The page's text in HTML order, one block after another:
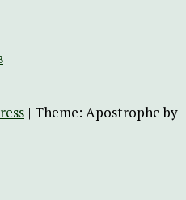
| Theme: Apostrophe by